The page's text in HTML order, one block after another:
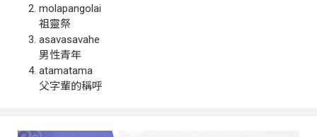
molapangolai
祖靈祭
asavasavahe
男性青年
atamatama
父字輩的稱呼